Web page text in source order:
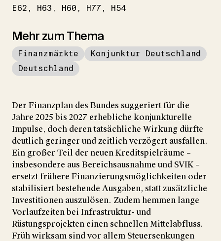
E62 H63 H60 H77 H54
Mehr zum Thema
Finanzmärkte
Konjunktur Deutschland
Deutschland
Der Finanzplan des Bundes suggeriert für die
Jahre 2025 bis 2027 erhebliche konjunkturelle
Impulse, doch deren tatsächliche Wirkung dürfte
deutlich geringer und zeitlich verzögert ausfallen.
Ein großer Teil der neuen Kreditspielräume –
insbesondere aus Bereichsausnahme und SVIK –
ersetzt frühere Finanzierungsmöglichkeiten oder
stabilisiert bestehende Ausgaben, statt zusätzliche
Investitionen auszulösen. Zudem hemmen lange
Vorlaufzeiten bei Infrastruktur- und
Rüstungsprojekten einen schnellen Mittelabfluss.
Früh wirksam sind vor allem Steuersenkungen